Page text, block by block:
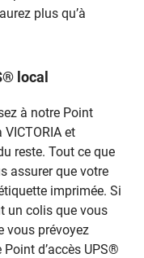
plus qu’à
local
à notre Point
et
reste. Tout ce que
assurer que votre
imprimée. Si
un colis que vous
vous prévoyez
Point d’accès UPS®